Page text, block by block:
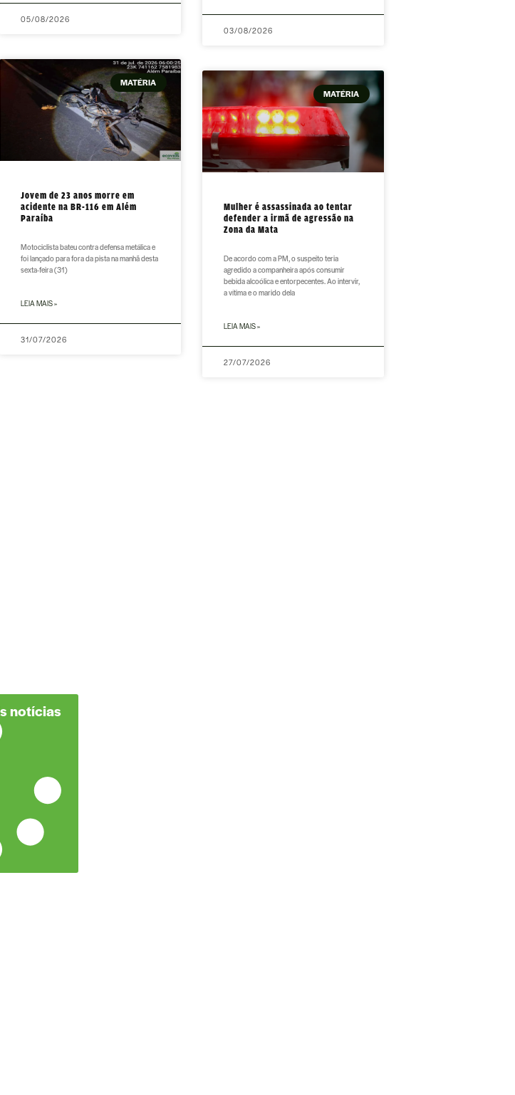
05/08/2026
03/08/2026
MATÉRIA
Jovem de 23 anos morre em
acidente na BR-116 em Além
Paraíba
Motociclista bateu contra defensa metálica e
foi lançado para fora da pista na manhã desta
sexta-feira (31)
LEIA MAIS »
31/07/2026
MATÉRIA
Mulher é assassinada ao tentar
defender a irmã de agressão na
Zona da Mata
De acordo com a PM, o suspeito teria
agredido a companheira após consumir
bebida alcoólica e entorpecentes. Ao intervir,
a vítima e o marido dela
LEIA MAIS »
27/07/2026
notícias